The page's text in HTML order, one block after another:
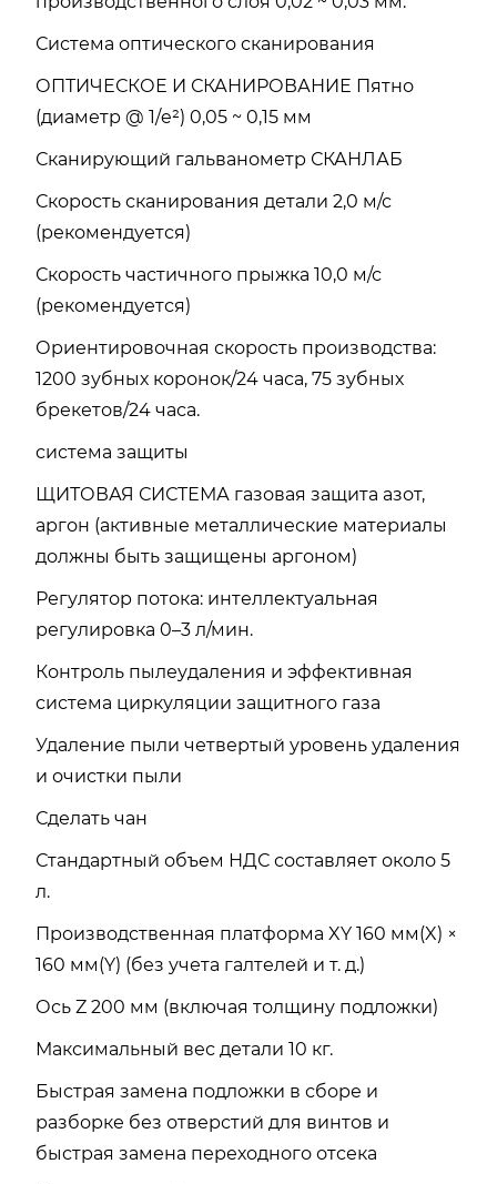
Система оптического сканирования
ОПТИЧЕСКОЕ И СКАНИРОВАНИЕ Пятно
(диаметр @ 1/e²) 0,05 ~ 0,15 мм
Сканирующий гальванометр СКАНЛАБ
Скорость сканирования детали 2,0 м/с
(рекомендуется)
Скорость частичного прыжка 10,0 м/с
(рекомендуется)
Ориентировочная скорость производства:
1200 зубных коронок/24 часа, 75 зубных
брекетов/24 часа.
система защиты
ЩИТОВАЯ СИСТЕМА газовая защита азот,
аргон (активные металлические материалы
должны быть защищены аргоном)
Регулятор потока: интеллектуальная
регулировка 0–3 л/мин.
Контроль пылеудаления и эффективная
система циркуляции защитного газа
Удаление пыли четвертый уровень удаления
и очистки пыли
Сделать чан
Стандартный объем НДС составляет около 5
л.
Производственная платформа XY 160 мм(X) ×
160 мм(Y) (без учета галтелей и т. д.)
Ось Z 200 мм (включая толщину подложки)
Максимальный вес детали 10 кг.
Быстрая замена подложки в сборе и
разборке без отверстий для винтов и
быстрая замена переходного отсека